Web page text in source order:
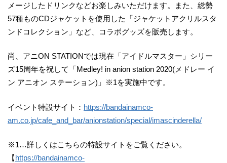
メージしたドリンクなどお楽しみいただけます。また、総勢
57種ものCDジャケットを使用した「ジャケットアクリルスタ
ンドコレクション」など、コラボグッズを販売します。
尚、アニON STATIONでは現在「アイドルマスター」シリー
ズ15周年を祝して「Medley! in anion station 2020(メドレー イ
ン アニオン ステーション)」※1を実施中です。
イベント特設サイト： https://bandainamco-
am.co.jp/cafe_and_bar/anionstation/special/imascinderella/
※1…詳しくはこちらの特設サイトをご覧ください。
【https://bandainamco-